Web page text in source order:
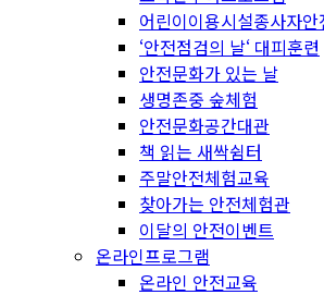
어린이이용시설종사자안
‘안전점검의 날‘ 대피훈련
안전문화가 있는 날
생명존중 숲체험
안전문화공간대관
책 읽는 새싹쉼터
주말안전체험교육
찾아가는 안전체험관
이달의 안전이벤트
온라인프로그램
온라인 안전교육